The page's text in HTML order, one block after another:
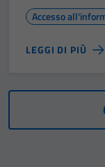
Accesso
LEGGI DI PIÙ